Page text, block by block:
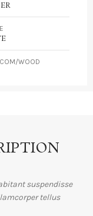
WOOD
suspendisse
tellus